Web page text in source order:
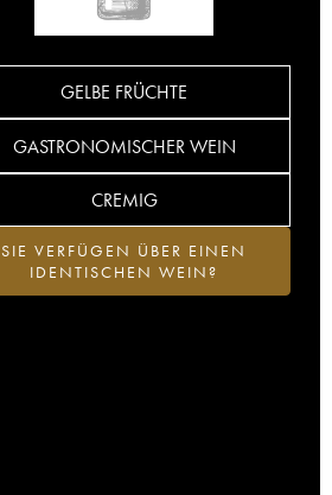
GELBE FRÜCHTE
GASTRONOMISCHER WEIN
CREMIG
SIE VERFÜGEN ÜBER EINEN
IDENTISCHEN WEIN?